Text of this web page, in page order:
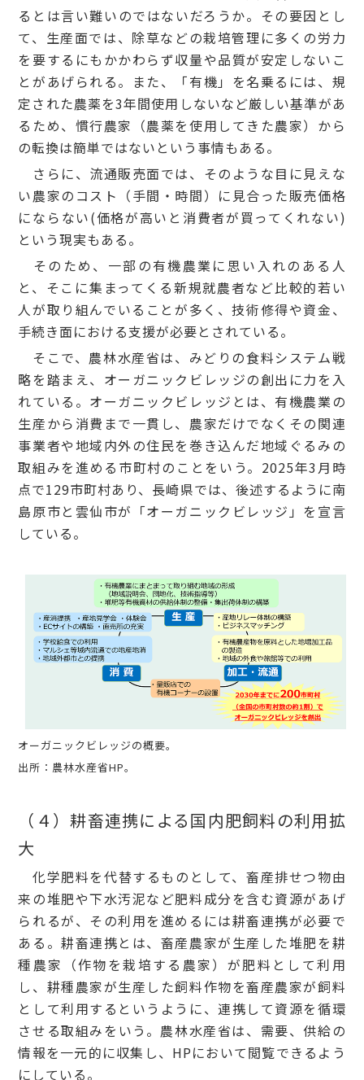
るとは言い難いのではないだろうか。その要因とし
て、生産面では、除草などの栽培管理に多くの労力
を要するにもかかわらず収量や品質が安定しないこ
とがあげられる。また、「有機」を名乗るには、規
定された農薬を3年間使用しないなど厳しい基準があ
るため、慣行農家（農薬を使用してきた農家）から
の転換は簡単ではないという事情もある。
さらに、流通販売面では、そのような目に見えな
い農家のコスト（手間・時間）に見合った販売価格
にならない(価格が高いと消費者が買ってくれない)
という現実もある。
そのため、一部の有機農業に思い入れのある人
と、そこに集まってくる新規就農者など比較的若い
人が取り組んでいることが多く、技術修得や資金、
手続き面における支援が必要とされている。
そこで、農林水産省は、みどりの食料システム戦
略を踏まえ、オーガニックビレッジの創出に力を入
れている。オーガニックビレッジとは、有機農業の
生産から消費まで一貫し、農家だけでなくその関連
事業者や地域内外の住民を巻き込んだ地域ぐるみの
取組みを進める市町村のことをいう。2025年3月時
点で129市町村あり、長崎県では、後述するように南
島原市と雲仙市が「オーガニックビレッジ」を宣言
している。
オーガニックビレッジの概要。
出所：農林水産省HP。
（４）耕畜連携による国内肥飼料の利用拡
大
化学肥料を代替するものとして、畜産排せつ物由
来の堆肥や下水汚泥など肥料成分を含む資源があげ
られるが、その利用を進めるには耕畜連携が必要で
ある。耕畜連携とは、畜産農家が生産した堆肥を耕
種農家（作物を栽培する農家）が肥料として利用
し、耕種農家が生産した飼料作物を畜産農家が飼料
として利用するというように、連携して資源を循環
させる取組みをいう。農林水産省は、需要、供給の
情報を一元的に収集し、HPにおいて閲覧できるよう
にしている。